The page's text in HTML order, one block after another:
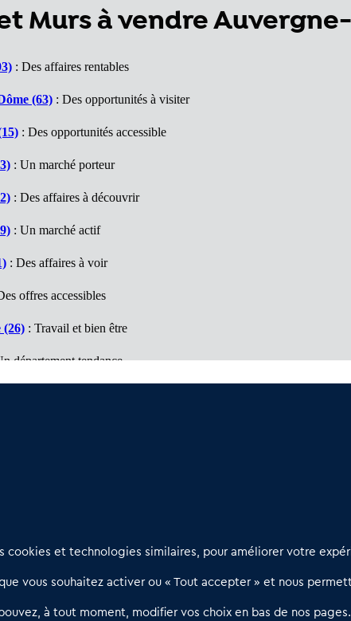
Murs à vendre
: Des affaires rentables
(63) : Des opportunités à visiter
: Des opportunités accessible
: Un marché porteur
: Des affaires à découvrir
: Un marché actif
: Des affaires à voir
offres accessibles
(26) : Travail et bien être
département tendance
56 03 17
nous
solution
cookies et technologies similaires, pour améliorer votre
vous souhaitez activer ou « Tout accepter » et nous
à tout moment, modifier vos choix en bas de nos pages.